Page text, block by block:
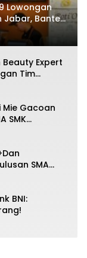
Lowongan
Jabar, Banten
Expert
Tim
Gacoan
SMK
SMA
BNI: